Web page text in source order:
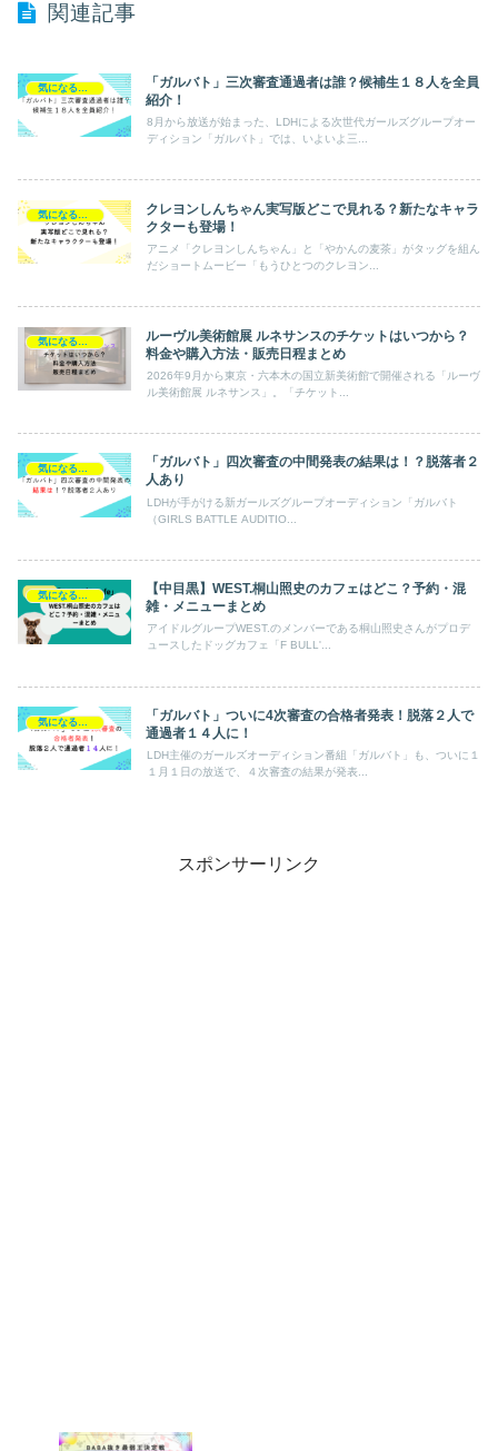
関連記事
「ガルバト」三次審査通過者は誰？候補生１８人を全員
紹介！
8月から放送が始まった、LDHによる次世代ガールズグループオー
ディション「ガルバト」では、いよいよ三...
クレヨンしんちゃん実写版どこで見れる？新たなキャラ
クターも登場！
アニメ「クレヨンしんちゃん」と「やかんの麦茶」がタッグを組ん
だショートムービー「もうひとつのクレヨン...
ルーヴル美術館展 ルネサンスのチケットはいつから？
料金や購入方法・販売日程まとめ
2026年9月から東京・六本木の国立新美術館で開催される「ルーヴ
ル美術館展 ルネサンス」。「チケット...
「ガルバト」四次審査の中間発表の結果は！？脱落者２
人あり
LDHが手がける新ガールズグループオーディション「ガルバト
（GIRLS BATTLE AUDITIO...
【中目黒】WEST.桐山照史のカフェはどこ？予約・混
雑・メニューまとめ
アイドルグループWEST.のメンバーである桐山照史さんがプロデ
ュースしたドッグカフェ「F BULL'...
「ガルバト」ついに4次審査の合格者発表！脱落２人で
通過者１４人に！
LDH主催のガールズオーディション番組「ガルバト」も、ついに１
１月１日の放送で、４次審査の結果が発表...
スポンサーリンク